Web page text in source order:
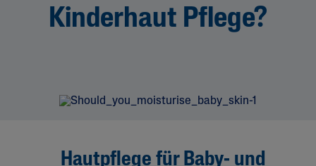
Kinderhaut Pflege?
Hautpflege für Baby- und